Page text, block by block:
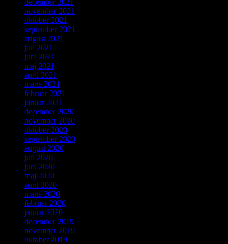
december 2021
november 2021
oktober 2021
september 2021
august 2021
juli 2021
juni 2021
maj 2021
april 2021
marts 2021
februar 2021
januar 2021
december 2020
november 2020
oktober 2020
september 2020
august 2020
juli 2020
juni 2020
maj 2020
april 2020
marts 2020
februar 2020
januar 2020
december 2019
november 2019
oktober 2019